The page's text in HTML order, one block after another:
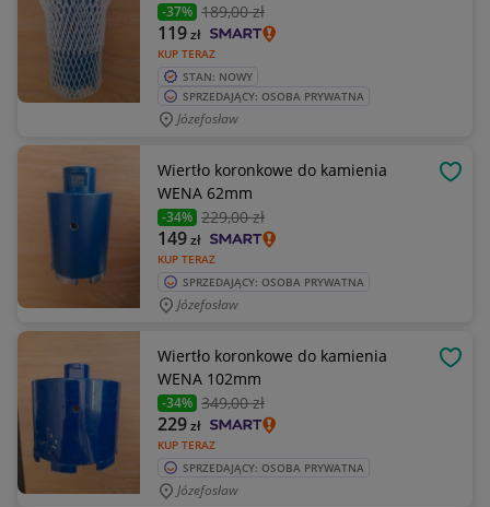
-37% 189,00 zł
KUP TERAZ
119zł
STAN: NOWY
SPRZEDAJĄCY: OSOBA PRYWATNA
Józefosław
Wiertło koronkowe do kamienia
WENA 62mm
-34% 229,00 zł
KUP TERAZ
149zł
SPRZEDAJĄCY: OSOBA PRYWATNA
Józefosław
Wiertło koronkowe do kamienia
WENA 102mm
-34% 349,00 zł
KUP TERAZ
229zł
SPRZEDAJĄCY: OSOBA PRYWATNA
Józefosław